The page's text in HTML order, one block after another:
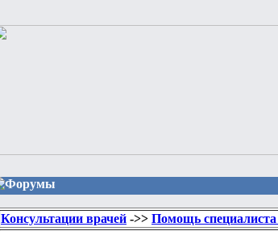
Форумы
Консультации врачей ->> Помощь специалиста